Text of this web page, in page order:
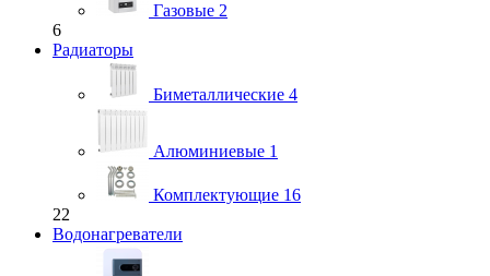
Газовые 2
6
Радиаторы
Биметаллические 4
Алюминиевые 1
Комплектующие 16
22
Водонагреватели